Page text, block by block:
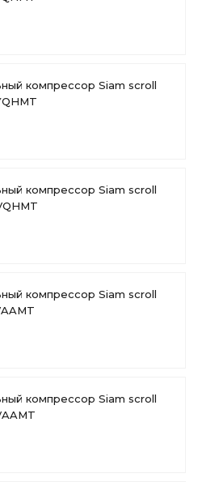
компрессор Siam scroll
компрессор Siam scroll
компрессор Siam scroll
компрессор Siam scroll